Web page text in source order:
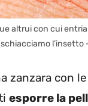
altrui con cui
l’insetto
zanzara con
esporre la